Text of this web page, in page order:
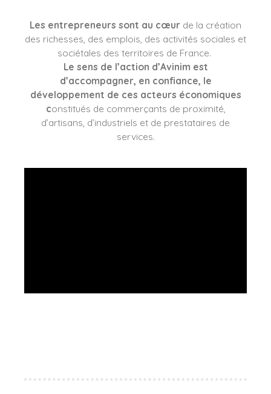
Les entrepreneurs sont au cœur de la création
des richesses, des emplois, des activités sociales et
sociétales des territoires de France.
Le sens de l’action d’Avinim est
d’accompagner, en confiance, le
développement de ces acteurs économiques
constitués de commerçants de proximité,
d’artisans, d’industriels et de prestataires de
services.